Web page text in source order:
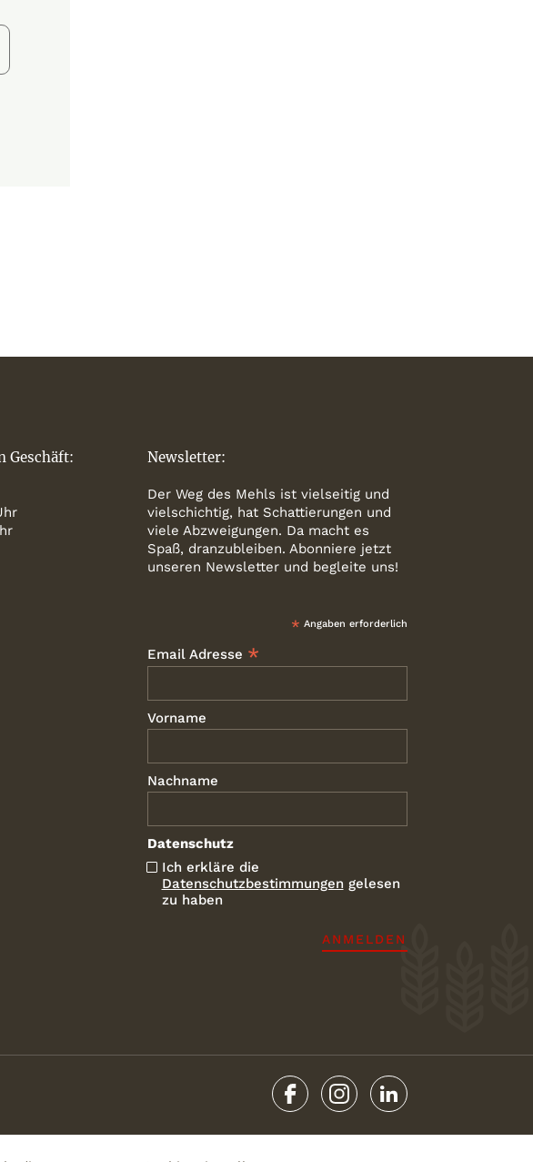
Geschäft: Newsletter:
Der Weg des Mehls ist vielseitig und
vielschichtig, hat Schattierungen und
viele Abzweigungen. Da macht es
Spaß, dranzubleiben. Abonniere jetzt
unseren Newsletter und begleite uns!
* Angaben erforderlich
Email Adresse *
Vorname
Nachname
Datenschutz
Ich erkläre die
Datenschutzbestimmungen gelesen
zu haben